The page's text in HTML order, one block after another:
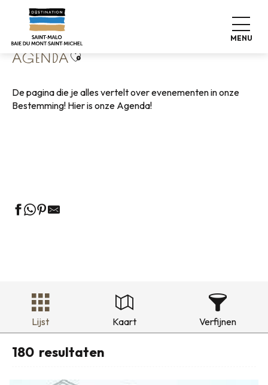
contenu
principal
MENU
Home Wonen zoals thuis
AGENDAAjouter aux favoris
De pagina die je alles vertelt over evenementen in onze
Bestemming! Hier is onze Agenda!
Lijst Kaart Verfijnen
180 resultaten